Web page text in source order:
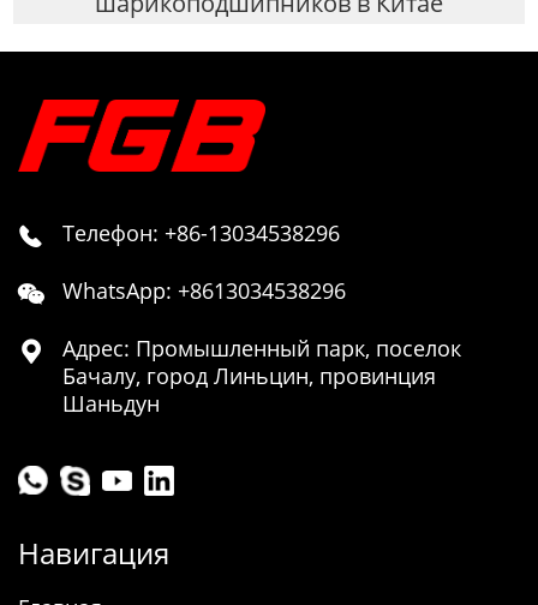
 Телефон: +86-13034538296
 WhatsApp: +8613034538296

Адрес: Промышленный парк, поселок
Бачалу, город Линьцин, провинция
Шаньдун
Навигация